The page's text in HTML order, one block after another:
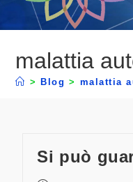
malattia
> Blog > malattia
Si può